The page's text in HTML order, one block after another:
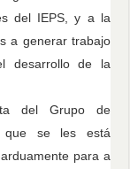
del IEPS, y a la
a generar trabajo
desarrollo de la
del Grupo de
que se les está
para a